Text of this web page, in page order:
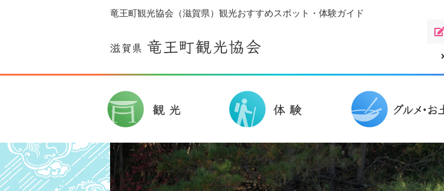
竜王町観光協会（滋賀県）観光おすすめスポット・体験ガイド